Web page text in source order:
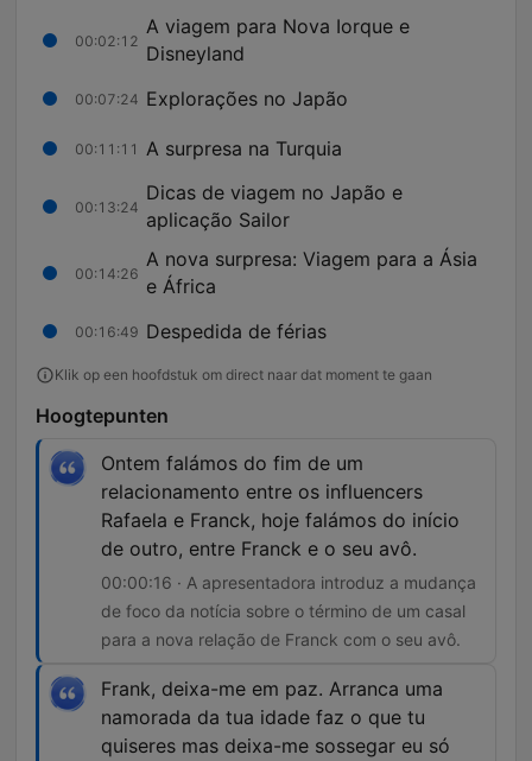
00:02:12
A viagem para Nova Iorque e
Disneyland
00:07:24 Explorações no Japão
00:11:11 A surpresa na Turquia
00:13:24
Dicas de viagem no Japão e
aplicação Sailor
00:14:26
A nova surpresa: Viagem para a Ásia
e África
00:16:49 Despedida de férias
Klik op een hoofdstuk om direct naar dat moment te gaan
Hoogtepunten
Ontem falámos do fim de um
relacionamento entre os influencers
Rafaela e Franck, hoje falámos do início
de outro, entre Franck e o seu avô.
00:00:16 · A apresentadora introduz a mudança
de foco da notícia sobre o término de um casal
para a nova relação de Franck com o seu avô.
Frank, deixa-me em paz. Arranca uma
namorada da tua idade faz o que tu
quiseres mas deixa-me sossegar eu só